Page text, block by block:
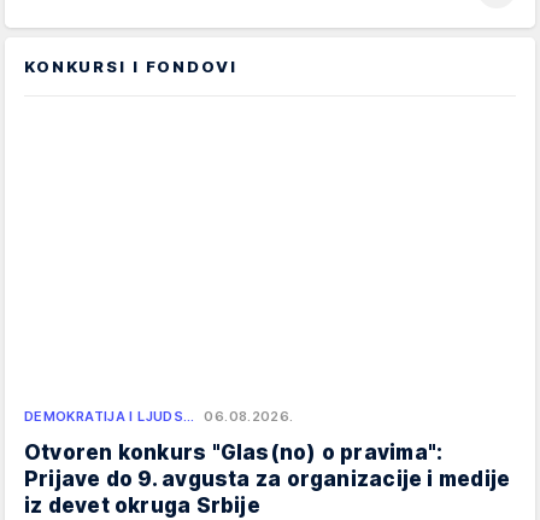
KONKURSI I FONDOVI
DEMOKRATIJA I LJUDS… 06.08.2026.
Otvoren konkurs "Glas(no) o pravima":
Prijave do 9. avgusta za organizacije i medije
iz devet okruga Srbije